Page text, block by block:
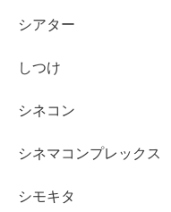
シアター
しつけ
シネコン
シネマコンプレックス
シモキタ